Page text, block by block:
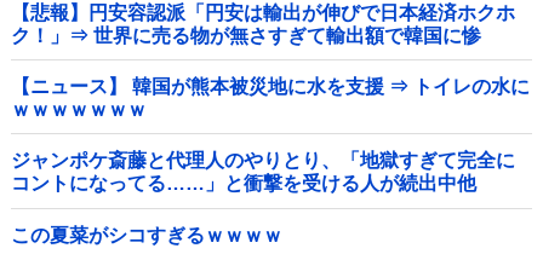
【悲報】円安容認派「円安は輸出が伸びで日本経済ホクホ
ク！」⇒ 世界に売る物が無さすぎて輸出額で韓国に惨
敗・・・
【ニュース】 韓国が熊本被災地に水を支援 ⇒ トイレの水に
ｗｗｗｗｗｗｗ
ジャンポケ斎藤と代理人のやりとり、「地獄すぎて完全に
コントになってる……」と衝撃を受ける人が続出中他
この夏菜がシコすぎるｗｗｗｗ